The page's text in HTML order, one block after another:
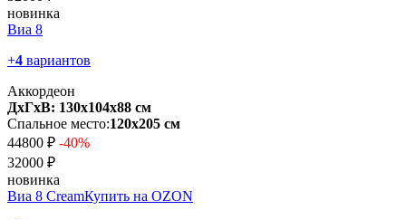
новинка
Виа 8
+4 вариантов
Аккордеон
ДхГхВ: 130х104x88 см
Спальное место:120х205 см
44800 ₽ -40%
32000 ₽
новинка
Виа 8 CreamКупить на OZON